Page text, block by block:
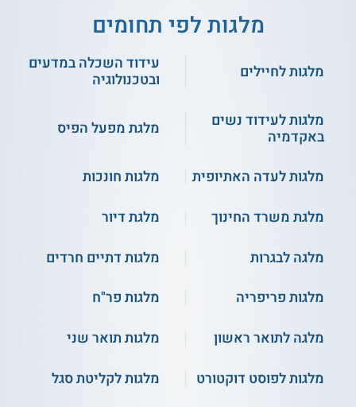
מלגות לפי תחומים
מלגות לחיילים
עידוד השכלה במדעים
ובטכנולוגיה
מלגות לעידוד נשים
באקדמיה
מלגת מפעל הפיס
מלגות לעדה האתיופית
מלגות חונכות
מלגת משרד החינוך
מלגת דיור
מלגה לבגרות
מלגות דתיים חרדים
מלגות פריפריה
מלגות פר"ח
מלגה לתואר ראשון
מלגות תואר שני
מלגות לפוסט דוקטורט
מלגות לקליטת סגל